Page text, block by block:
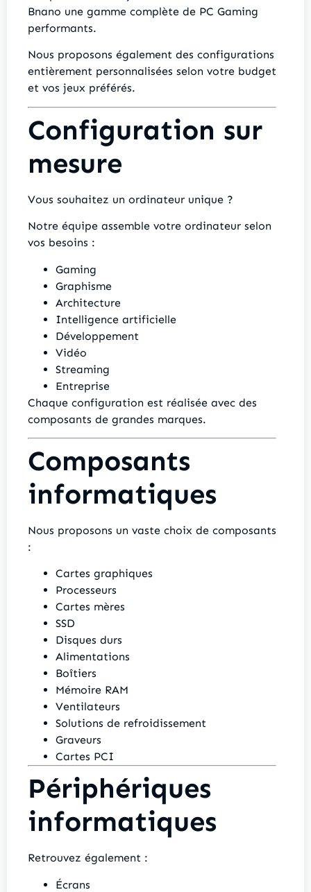
Bnano une gamme complète de PC Gaming
performants.
Nous proposons également des configurations
entièrement personnalisées selon votre budget
et vos jeux préférés.
Configuration sur
mesure
Vous souhaitez un ordinateur unique ?
Notre équipe assemble votre ordinateur selon
vos besoins :
Gaming
Graphisme
Architecture
Intelligence artificielle
Développement
Vidéo
Streaming
Entreprise
Chaque configuration est réalisée avec des
composants de grandes marques.
Composants
informatiques
Nous proposons un vaste choix de composants
:
Cartes graphiques
Processeurs
Cartes mères
SSD
Disques durs
Alimentations
Boîtiers
Mémoire RAM
Ventilateurs
Solutions de refroidissement
Graveurs
Cartes PCI
Périphériques
informatiques
Retrouvez également :
Écrans